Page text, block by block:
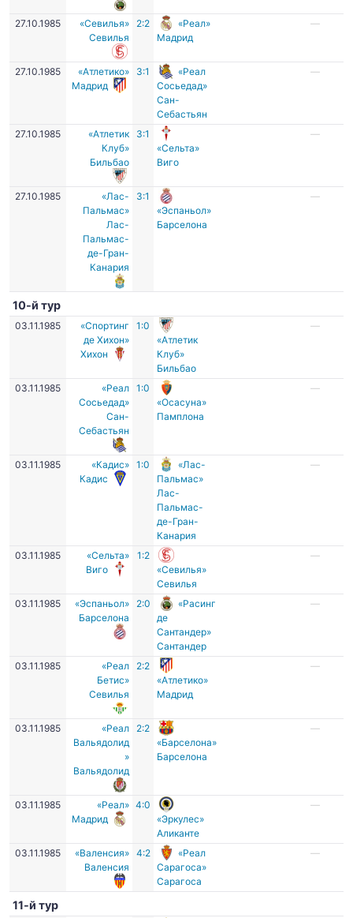
27.10.1985
«Севилья»
Севилья
2:2
«Реал»
Мадрид
—
27.10.1985
«Атлетико»
Мадрид
3:1
«Реал
Сосьедад»
Сан-
Себастьян
—
27.10.1985
«Атлетик
Клуб»
Бильбао
3:1
«Сельта»
Виго
—
27.10.1985
«Лас-
Пальмас»
Лас-
Пальмас-
де-Гран-
Канария
3:1
«Эспаньол»
Барселона
—
10-й тур
03.11.1985
«Спортинг
де Хихон»
Хихон
1:0
«Атлетик
Клуб»
Бильбао
—
03.11.1985
«Реал
Сосьедад»
Сан-
Себастьян
1:0
«Осасуна»
Памплона
—
03.11.1985
«Кадис»
Кадис
1:0
«Лас-
Пальмас»
Лас-
Пальмас-
де-Гран-
Канария
—
03.11.1985
«Сельта»
Виго
1:2
«Севилья»
Севилья
—
03.11.1985
«Эспаньол»
Барселона
2:0
«Расинг
де
Сантандер»
Сантандер
—
03.11.1985
«Реал
Бетис»
Севилья
2:2
«Атлетико»
Мадрид
—
03.11.1985
«Реал
Вальядолид
»
Вальядолид
2:2
«Барселона»
Барселона
—
03.11.1985
«Реал»
Мадрид
4:0
«Эркулес»
Аликанте
—
03.11.1985
«Валенсия»
Валенсия
4:2
«Реал
Сарагоса»
Сарагоса
—
11-й тур